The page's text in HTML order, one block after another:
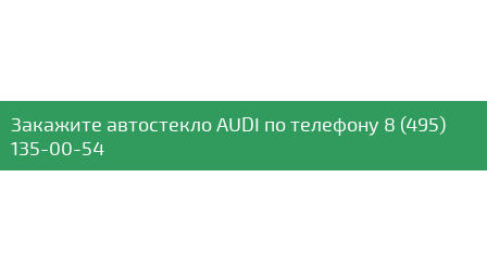
Закажите автостеклоAUDI по телефону 8 (495)
135-00-54